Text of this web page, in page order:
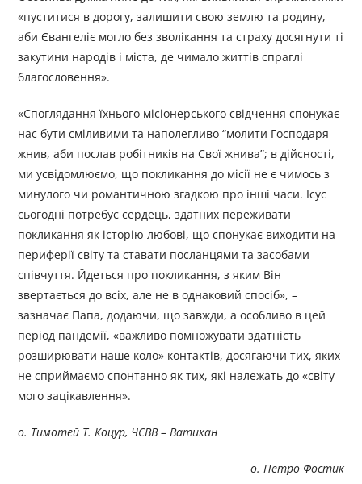
«пуститися в дорогу, залишити свою землю та родину,
аби Євангеліє могло без зволікання та страху досягнути ті
закутини народів і міста, де чимало життів спраглі
благословення».
«Споглядання їхнього місіонерського свідчення спонукає
нас бути сміливими та наполегливо “молити Господаря
жнив, аби послав робітників на Свої жнива”; в дійсності,
ми усвідомлюємо, що покликання до місії не є чимось з
минулого чи романтичною згадкою про інші часи. Ісус
сьогодні потребує сердець, здатних переживати
покликання як історію любові, що спонукає виходити на
периферії світу та ставати посланцями та засобами
співчуття. Йдеться про покликання, з яким Він
звертається до всіх, але не в однаковий спосіб», –
зазначає Папа, додаючи, що завжди, а особливо в цей
період пандемії, «важливо помножувати здатність
розширювати наше коло» контактів, досягаючи тих, яких
не сприймаємо спонтанно як тих, які належать до «світу
мого зацікавлення».
о. Тимотей Т. Коцур, ЧСВВ – Ватикан
о. Петро Фостик